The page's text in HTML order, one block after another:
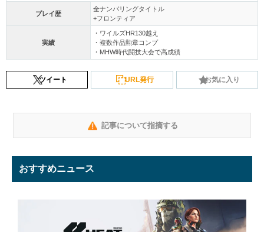
プレイ歴
全ナンバリングタイトル
+フロンティア
実績
・ワイルズHR130越え
・複数作品勲章コンプ
・MHW時代闘技大会で高成績
ツイート URL発行 お気に入り
記事について指摘する
おすすめニュース